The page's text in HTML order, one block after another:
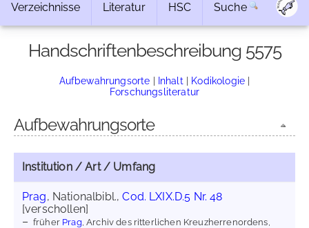
Verzeichnisse Literatur HSC Suche
Handschriftenbeschreibung 5575
Aufbewahrungsorte | Inhalt | Kodikologie |
Forschungsliteratur
Aufbewahrungsorte
Institution / Art / Umfang
Prag, Nationalbibl.,Cod. LXIX.D.5 Nr. 48
[verschollen]
früher Prag , Archiv des ritterlichen Kreuzherrenordens,